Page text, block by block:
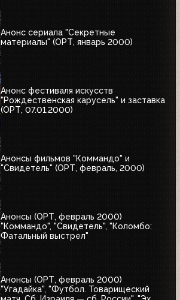
Анонс сериала "Секретные
материалы" (ОРТ, январь 2000)
Анонс фестиваля искусств
"Рождественская карусель" и заставка
(ОРТ, 07.01.2000)
Анонсы фильмов "Коммандо" и
"Свидетель" (ОРТ, февраль, 2000)
Анонсы (ОРТ, февраль 2000)
"Коммандо", "Свидетель", "Коломбо:
Фатальный выстрел"
Анонсы (ОРТ, февраль 2000)
"Угадайка", "Футбол. Товарищеский